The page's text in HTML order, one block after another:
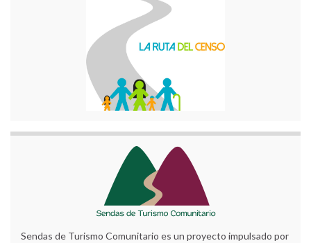
Sendas de Turismo Comunitario es un proyecto impulsado por